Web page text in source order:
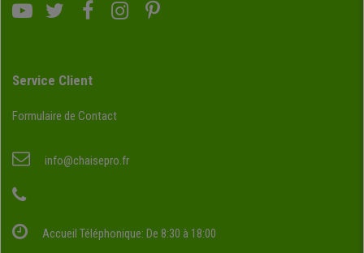
Service Client
Formulaire de Contact
info@chaisepro.fr
Accueil Téléphonique: De 8:30 à 18:00